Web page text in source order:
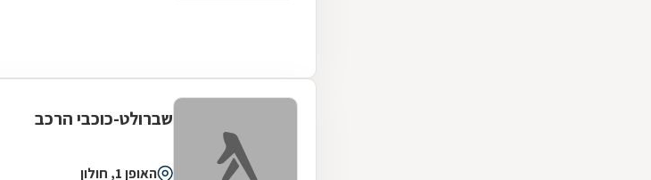
שברולט-כוכבי הרכב
האופן 1, חולון